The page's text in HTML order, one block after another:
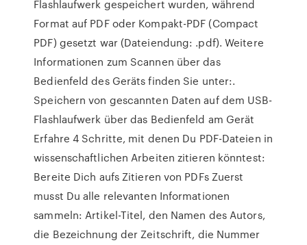
Flashlaufwerk gespeichert wurden, während
Format auf PDF oder Kompakt-PDF (Compact
PDF) gesetzt war (Dateiendung: .pdf). Weitere
Informationen zum Scannen über das
Bedienfeld des Geräts finden Sie unter:.
Speichern von gescannten Daten auf dem USB-
Flashlaufwerk über das Bedienfeld am Gerät
Erfahre 4 Schritte, mit denen Du PDF-Dateien in
wissenschaftlichen Arbeiten zitieren könntest:
Bereite Dich aufs Zitieren von PDFs Zuerst
musst Du alle relevanten Informationen
sammeln: Artikel-Titel, den Namen des Autors,
die Bezeichnung der Zeitschrift, die Nummer